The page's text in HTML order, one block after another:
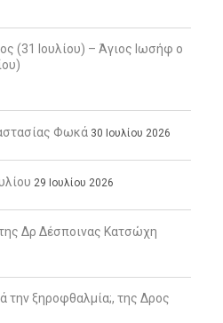
(31 Ιουλίου) – Άγιος Ιωσήφ ο
Φωκά 30 Ιουλίου 2026
29 Ιουλίου 2026
Δρ Δέσποινας Κατσώχη
την ξηροφθαλμία;, της Δρος